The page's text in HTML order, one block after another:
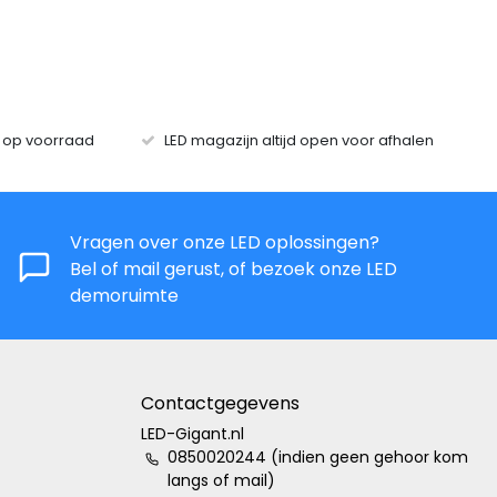
op voorraad LED magazijn altijd open voor afhalen
Vragen over onze LED oplossingen?
Bel of mail gerust, of bezoek onze LED
demoruimte
Contactgegevens
LED-Gigant.nl
0850020244 (indien geen gehoor kom
langs of mail)